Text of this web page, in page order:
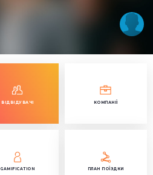
ВІДВІДУВАЧІ КОМПАНІЇ
GAMIFICATION ПЛАН ПОЇЗДКИ